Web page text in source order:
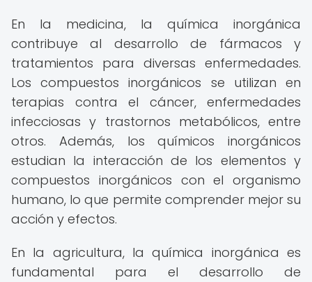
En la medicina, la química inorgánica
contribuye al desarrollo de fármacos y
tratamientos para diversas enfermedades.
Los compuestos inorgánicos se utilizan en
terapias contra el cáncer, enfermedades
infecciosas y trastornos metabólicos, entre
otros. Además, los químicos inorgánicos
estudian la interacción de los elementos y
compuestos inorgánicos con el organismo
humano, lo que permite comprender mejor su
acción y efectos.
En la agricultura, la química inorgánica es
fundamental para el desarrollo de